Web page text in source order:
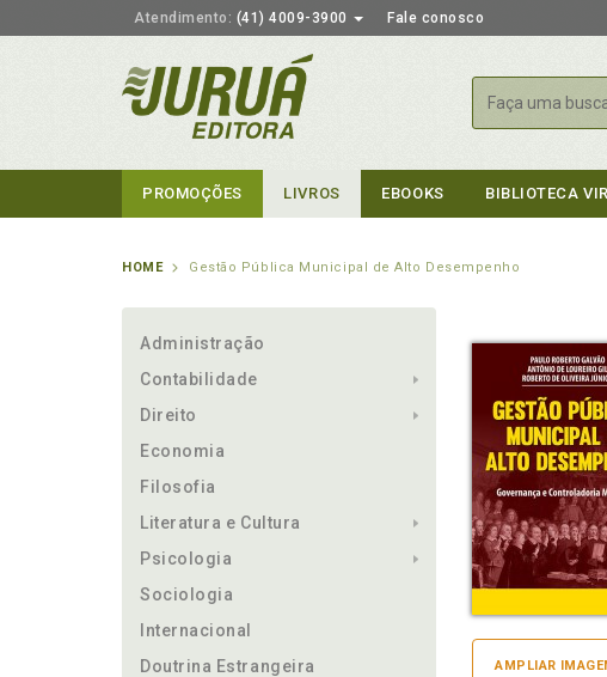
Atendimento: (41) 4009-3900 Fale conosco
Buscar
PROMOÇÕES LIVROS EBOOKS BIBLIOTECA
HOME Gestão Pública Municipal de Alto Desempenho
Administração
Contabilidade
Direito
Economia
Filosofia
Literatura e Cultura
Psicologia
Sociologia
Internacional
Doutrina Estrangeira
AMPLIAR